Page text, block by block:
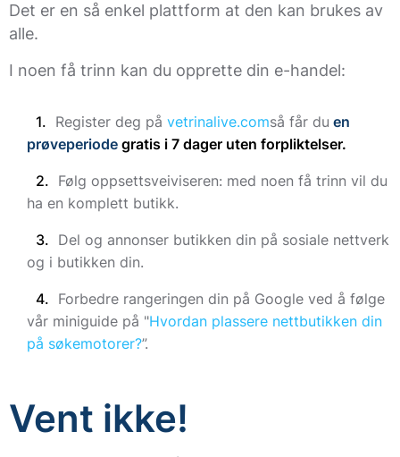
Det er en så enkel plattform at den kan brukes av
alle.
I noen få trinn kan du opprette din e-handel:
Register deg på vetrinalive.comså får du en
prøveperiode gratis i 7 dager uten forpliktelser.
Følg oppsettsveiviseren: med noen få trinn vil du
ha en komplett butikk.
Del og annonser butikken din på sosiale nettverk
og i butikken din.
Forbedre rangeringen din på Google ved å følge
vår miniguide på "Hvordan plassere nettbutikken din
på søkemotorer?”.
Vent ikke!